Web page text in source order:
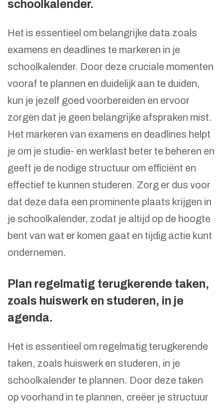
schoolkalender.
Het is essentieel om belangrijke data zoals
examens en deadlines te markeren in je
schoolkalender. Door deze cruciale momenten
vooraf te plannen en duidelijk aan te duiden,
kun je jezelf goed voorbereiden en ervoor
zorgen dat je geen belangrijke afspraken mist.
Het markeren van examens en deadlines helpt
je om je studie- en werklast beter te beheren en
geeft je de nodige structuur om efficiënt en
effectief te kunnen studeren. Zorg er dus voor
dat deze data een prominente plaats krijgen in
je schoolkalender, zodat je altijd op de hoogte
bent van wat er komen gaat en tijdig actie kunt
ondernemen.
Plan regelmatig terugkerende taken,
zoals huiswerk en studeren, in je
agenda.
Het is essentieel om regelmatig terugkerende
taken, zoals huiswerk en studeren, in je
schoolkalender te plannen. Door deze taken
op voorhand in te plannen, creëer je structuur